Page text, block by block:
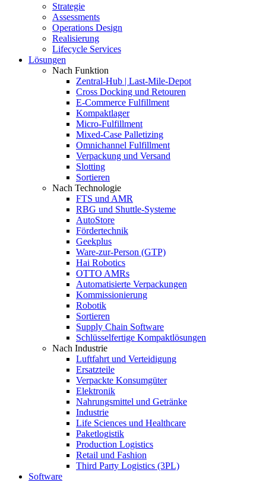
Strategie
Assessments
Operations Design
Realisierung
Lifecycle Services
Lösungen
Nach Funktion
Zentral-Hub | Last-Mile-Depot
Cross Docking und Retouren
E-Commerce Fulfillment
Kompaktlager
Micro-Fulfillment
Mixed-Case Palletizing
Omnichannel Fulfillment
Verpackung und Versand
Slotting
Sortieren
Nach Technologie
FTS und AMR
RBG und Shuttle-Systeme
AutoStore
Fördertechnik
Geekplus
Ware-zur-Person (GTP)
Hai Robotics
OTTO AMRs
Automatisierte Verpackungen
Kommissionierung
Robotik
Sortieren
Supply Chain Software
Schlüsselfertige Kompaktlösungen
Nach Industrie
Luftfahrt und Verteidigung
Ersatzteile
Verpackte Konsumgüter
Elektronik
Nahrungsmittel und Getränke
Industrie
Life Sciences und Healthcare
Paketlogistik
Production Logistics
Retail und Fashion
Third Party Logistics (3PL)
Software